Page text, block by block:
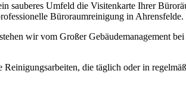
sauberes Umfeld die Visitenkarte Ihrer
Büroraumreinigung in Ahrensfelde.
wir vom Großer Gebäudemanagement
die täglich oder in